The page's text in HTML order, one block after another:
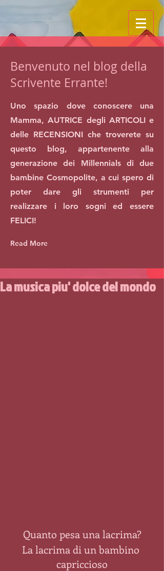
Benvenuto nel blog della
Scrivente Errante!
Uno spazio dove conoscere una
Mamma, AUTRICE degli ARTICOLI e
delle RECENSIONI che troverete su
questo blog, appartenente alla
generazione dei Millennials di due
bambine Cosmopolite, a cui spero di
poter dare gli strumenti per
realizzare i loro sogni ed essere
FELICI!
Read More
La musica piu' dolce del mondo
Quanto pesa una lacrima?
La lacrima di un bambino
capriccioso